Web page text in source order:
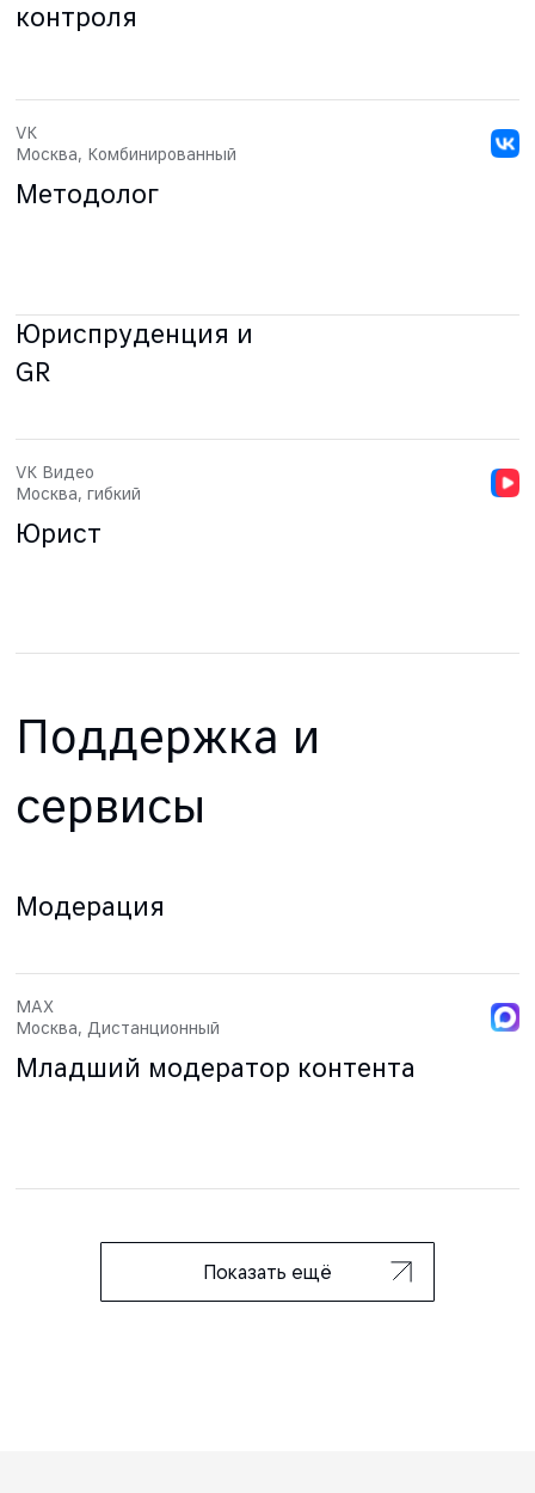
контроля
Методолог
VK
Москва, Комбинированный
Юриспруденция и
GR
Юрист
VK Видео
Москва, гибкий
Поддержка и
сервисы
Модерация
Младший модератор контента
MAX
Москва, Дистанционный
Показать ещё